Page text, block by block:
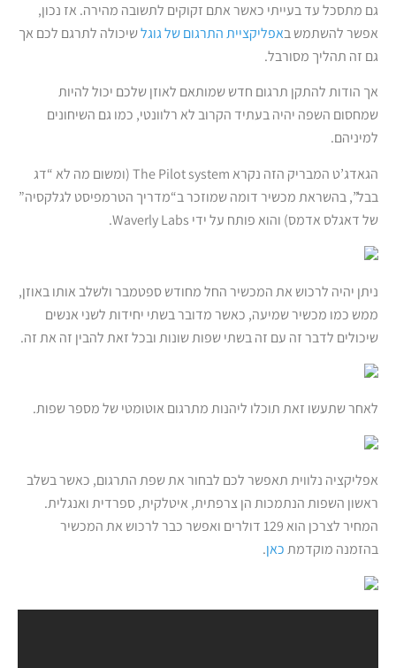
גם מתסכל עד בעייתי כאשר אתם זקוקים לתשובה מהירה. אז נכון,
אפשר להשתמש באפליקציית התרגום של גוגלשיכולה לתרגם לכם אך
גם זה תהליך מסורבל.
אך הודות להתקן תרגום חדש שמותאם לאוזן שלכם יכול להיות
שמחסום השפה יהיה בעתיד הקרוב לא רלוונטי, כמו גם השיחונים
למיניהם.
הגאדג’ט המבריק הזה נקרא The Pilot system (ומשום מה לא “דג
בבל”, בהשראת מכשיר דומה שמוזכר ב“מדריך הטרמפיסט לגלקסיה”
של דאגלס אדמס)והוא פותח על ידי Waverly Labs.
ניתן יהיה לרכוש את המכשיר החל מחודש ספטמבר ולשלב אותו באוזן,
ממש כמו מכשיר שמיעה, כאשר מדובר בשתי יחידות לשני אנשים
שיכולים לדבר זה עם זה בשתי שפות שונות ובכל זאת להבין זה את זה.
לאחר שתעשו זאת תוכלו ליהנות מתרגום אוטומטי של מספר שפות.
אפליקציה נלווית תאפשר לכם לבחור את שפת התרגום, כאשר בשלב
ראשון השפות הנתמכות הן צרפתית, איטלקית, ספרדית ואנגלית.
המחיר לצרכן הוא 129 דולרים ואפשר כבר לרכוש את המכשיר
בהזמנה מוקדמתכאן.